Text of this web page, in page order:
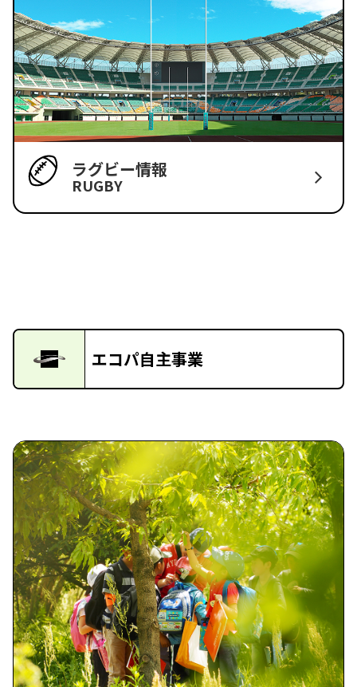
ラグビー情報
RUGBY
エコパ自主事業